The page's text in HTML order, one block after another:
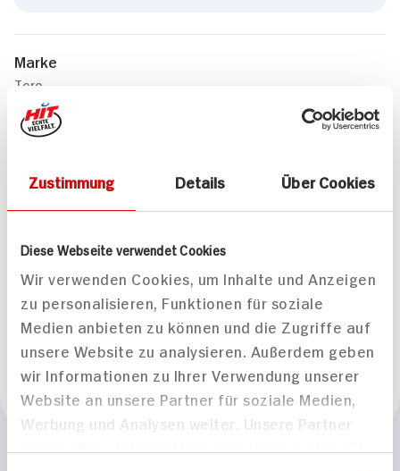
Zustimmung Details Über Cookies
Diese Webseite verwendet Cookies
Wir verwenden Cookies, um Inhalte und Anzeigen
zu personalisieren, Funktionen für soziale
Medien anbieten zu können und die Zugriffe auf
unsere Website zu analysieren. Außerdem geben
wir Informationen zu Ihrer Verwendung unserer
Website an unsere Partner für soziale Medien,
Werbung und Analysen weiter. Unsere Partner
Marke
Toro
Passende Rezepte
Rotwein-Gulasch mit
gebratenen
Schupfnudeln
150 min
1.118 kcal p. Portion
Leicht
Orientalisches Gulasch
mit Basmatireis
120 min
1.155 kcal p. Portion
Leicht